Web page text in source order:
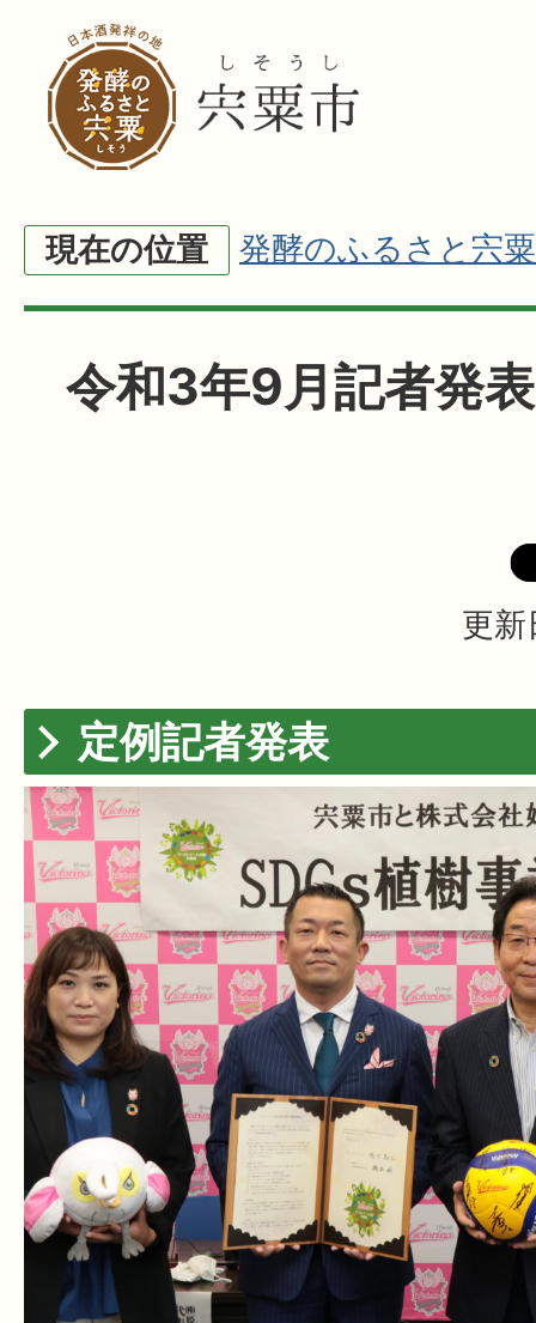
現在の位置 発酵のふるさと宍粟
令和3年9月記者発表
更
定例記者発表